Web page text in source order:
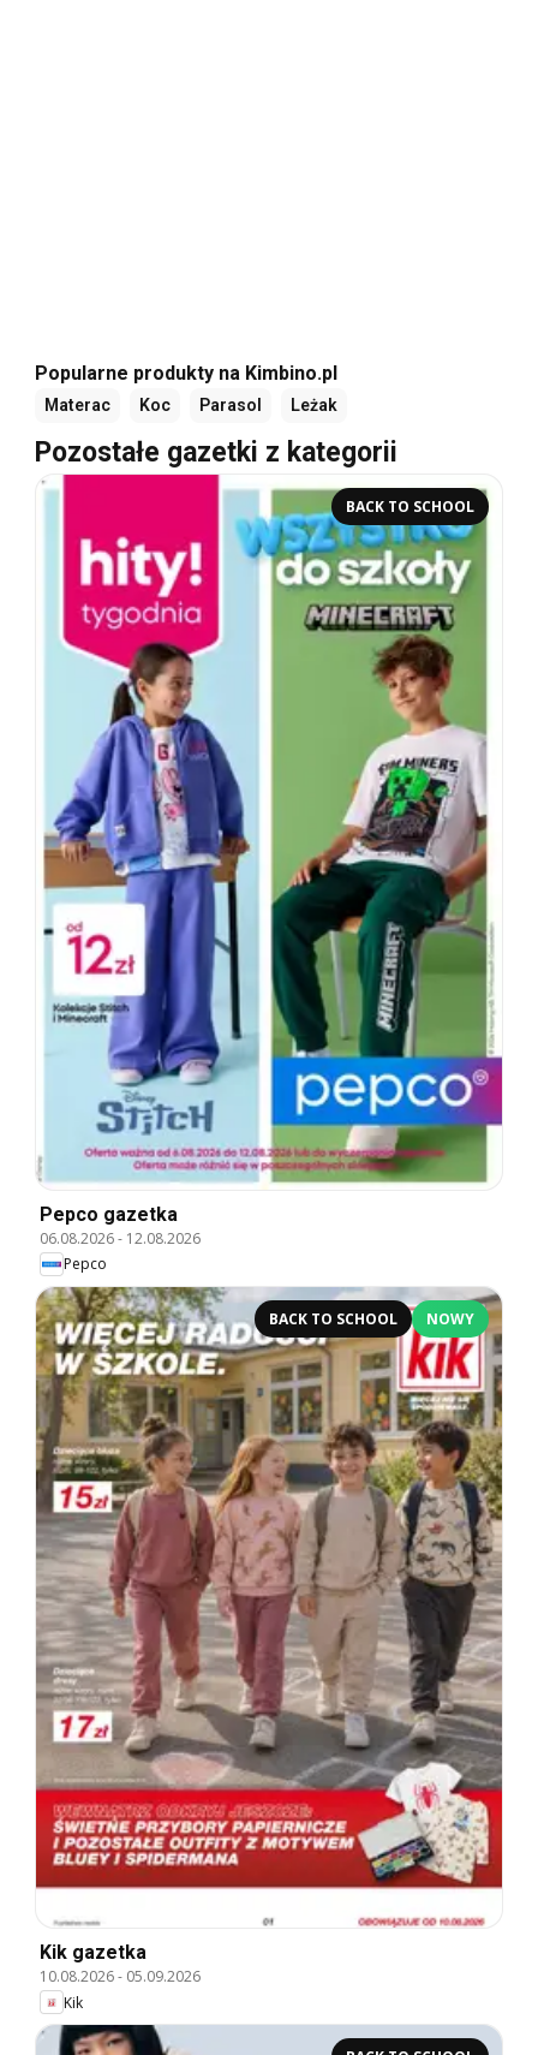
Popularne produkty na Kimbino.pl
Materac Koc Parasol Leżak
Pozostałe gazetki z kategorii
BACK TO SCHOOL
Pepco gazetka
06.08.2026- 12.08.2026
Pepco
BACK TO SCHOOL NOWY
Kik gazetka
10.08.2026- 05.09.2026
Kik